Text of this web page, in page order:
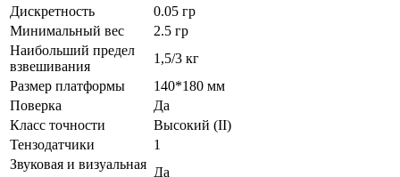
Дискретность
0.05 гр
Минимальный вес
2.5 гр
Наибольший предел
взвешивания
1,5/3 кг
Размер платформы
140*180 мм
Поверка
Да
Класс точности
Высокий (II)
Тензодатчики
1
Звуковая и визуальная
Да